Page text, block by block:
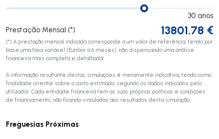
30 anos
Prestação Mensal (*)
13801.78 €
(*) A prestação mensal indicada corresponde a um valor de referência, tendo por
base uma taxa variável (Euribor a 6 meses), não dispensando uma análise
financeira mais completa e detalhada!
A informação resultante destas simulações é meramente indicativa, tendo como
finalidade orientar sobre o custo estimado, segundo os dados indicados pelo
utilizador. Cada entidade financeira tem as suas próprias políticas e condições
de financiamento, não ficando vinculadas aos resultados desta simulação.
Freguesias Próximas